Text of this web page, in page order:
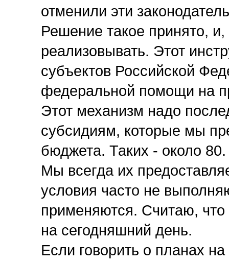
отменили эти
Решение такое принято,
реализовывать. Этот
субъектов Российской
федеральной помощи на
Этот механизм надо
субсидиям, которые мы
бюджета. Таких - около 80.
Мы всегда их
условия часто не
применяются. Считаю, что
на сегодняшний день.
Если говорить о планах